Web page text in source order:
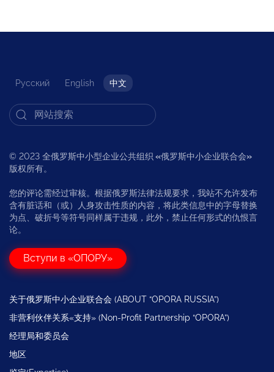
Русский English 中文
© 2023 全俄罗斯中小型企业公共组织 «俄罗斯中小企业联合会»
版权所有。
您的评论需经过审核。根据俄罗斯法律法规要求，我站不允许发布
含有脏话和（或）人身攻击性质的内容，将此类信息中的字母替换
为点、破折号等符号同样属于违规，此外，禁止任何形式的仇恨言
论。
Вступи в «ОПОРУ»
关于俄罗斯中小企业联合会 (ABOUT “OPORA RUSSIA”)
非营利伙伴关系«支持» (Non-Profit Partnership “OPORA”)
经理局和委员会
地区